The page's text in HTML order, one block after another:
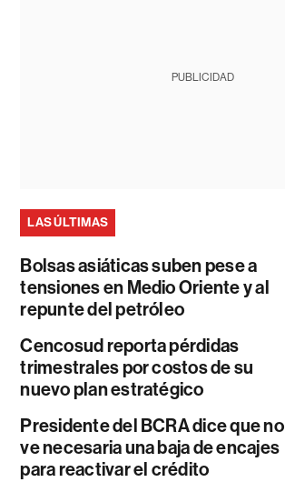
PUBLICIDAD
LAS ÚLTIMAS
Bolsas asiáticas suben pese a
tensiones en Medio Oriente y al
repunte del petróleo
Cencosud reporta pérdidas
trimestrales por costos de su
nuevo plan estratégico
Presidente del BCRA dice que no
ve necesaria una baja de encajes
para reactivar el crédito